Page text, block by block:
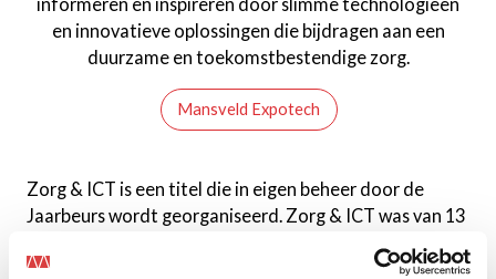
en innovatieve oplossingen die bijdragen aan een
duurzame en toekomstbestendige zorg.
Mansveld Expotech
Zorg & ICT is een titel die in eigen beheer door de
Jaarbeurs wordt georganiseerd. Zorg & ICT was van 13
werd georganiseerd in hal 1 van de Jaarbeurs.